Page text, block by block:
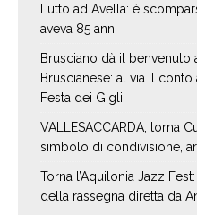
Lutto ad Avella: è
aveva 85 anni
Brusciano dà il benvenuto
Bruscianese: al via il conto
Festa dei Gigli
VALLESACCARDA, torna
simbolo di condivisione,
Torna l’Aquilonia Jazz
della rassegna diretta da